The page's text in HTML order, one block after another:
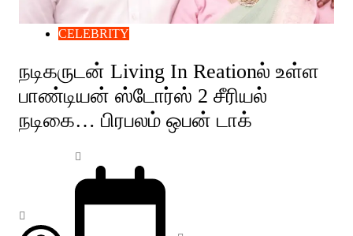
CELEBRITY
நடிகருடன் Living In Reationல் உள்ள
பாண்டியன் ஸ்டோர்ஸ் 2 சீரியல்
நடிகை… பிரபலம் ஒபன் டாக்